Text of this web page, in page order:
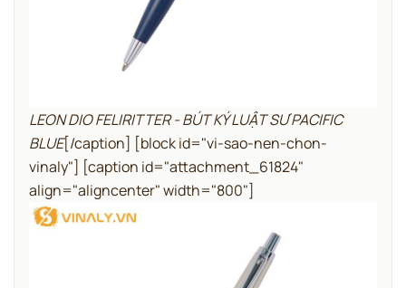
LEON DIO FELIRITTER - BÚT KÝ LUẬT SƯ PACIFIC
BLUE[/caption] [block id="vi-sao-nen-chon-
vinaly"] [caption id="attachment_61824"
align="aligncenter" width="800"]